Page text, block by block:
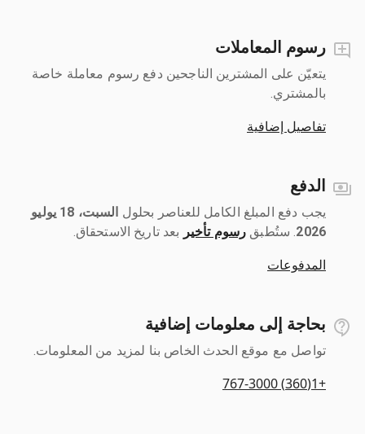
رسوم المعاملات
يتعيّن على المشترين الناجحين دفع رسوم معاملة خاصة
بالمشتري.
تفاصيل إضافية
الدفع
يجب دفع المبلغ الكامل للعناصر بحلول ‎
السبت، 18 يوليو
2026
رسوم تأخير بعد تاريخ الاستحقاق.
المدفوعات
بحاجة إلى معلومات إضافية
تواصل مع موقع الحدث الخاص بنا لمزيد من المعلومات.
+1(360) 767-3000